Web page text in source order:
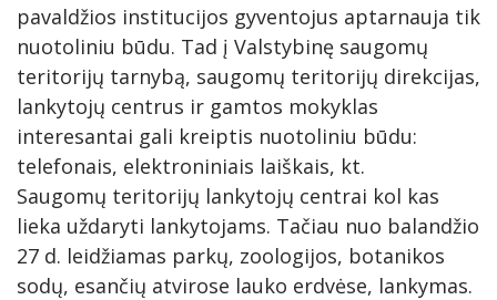
VIRTIENIŲ RAITYMO EDUKACIJA
KREPŠINIO LEGENDOS ATGYJA JONIŠKYJE
KLECKŲ PUOTA
LAUMĖS TAKAIS Į SAVO VIDINĮ PASAULĮ
SKAISTGIRĮ
pavaldžios institucijos gyventojus aptarnauja tik
nuotoliniu būdu. Tad į Valstybinę saugomų
teritorijų tarnybą, saugomų teritorijų direkcijas,
lankytojų centrus ir gamtos mokyklas
interesantai gali kreiptis nuotoliniu būdu:
telefonais, elektroniniais laiškais, kt.
Saugomų teritorijų lankytojų centrai kol kas
lieka uždaryti lankytojams. Tačiau nuo balandžio
27 d. leidžiamas parkų, zoologijos, botanikos
sodų, esančių atvirose lauko erdvėse, lankymas.